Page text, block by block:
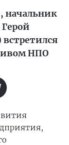
начальник
НПО